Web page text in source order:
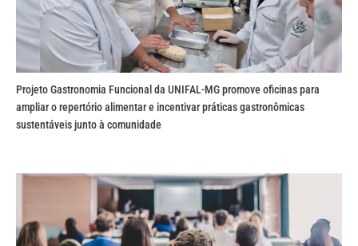
Projeto Gastronomia Funcional da UNIFAL-MG promove oficinas para
ampliar o repertório alimentar e incentivar práticas gastronômicas
sustentáveis junto à comunidade